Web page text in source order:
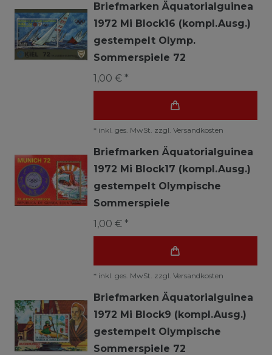
Briefmarken Äquatorialguinea
1972 Mi Block16 (kompl.Ausg.)
gestempelt Olymp.
Sommerspiele 72
1,00 € *
* inkl. ges. MwSt. zzgl. Versandkosten
Briefmarken Äquatorialguinea
1972 Mi Block17 (kompl.Ausg.)
gestempelt Olympische
Sommerspiele
1,00 € *
* inkl. ges. MwSt. zzgl. Versandkosten
Briefmarken Äquatorialguinea
1972 Mi Block9 (kompl.Ausg.)
gestempelt Olympische
Sommerspiele 72